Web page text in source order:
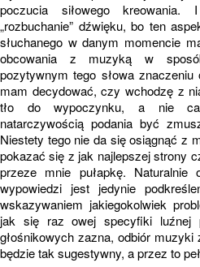
poczucia siłowego
„rozbuchanie” dźwięku, bo ten
słuchanego w danym momencie
obcowania z muzyką w
pozytywnym tego słowa
mam decydować, czy wchodzę z
tło do wypoczynku, a nie
natarczywością podania być
Niestety tego nie da się osiągnąć z
pokazać się z jak najlepszej strony
przeze mnie pułapkę. Naturalnie
wypowiedzi jest jedynie
wskazywaniem jakiegokolwiek
jak się raz owej specyfiki luźnej
głośnikowych zazna, odbiór
będzie tak sugestywny, a przez to